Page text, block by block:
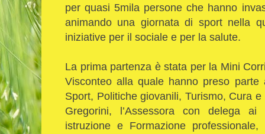
per quasi 5mila persone che hanno
animando una giornata di sport nella
iniziative per il sociale e per la salute.
La prima partenza è stata per la Mini
Visconteo alla quale hanno preso parte
Sport, Politiche giovanili, Turismo, Cura
Gregorini, l’Assessora con delega
istruzione e Formazione